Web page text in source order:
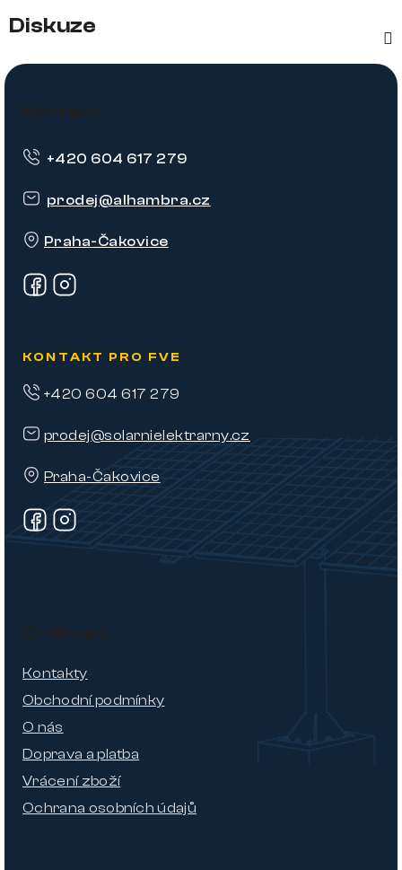
Diskuze
Z
Kontakt
prodej@alhambra.cz
Praha-Čakovice
+420 604 617 279
KONTAKT PRO FVE
prodej@solarnielektrarny.cz
Praha-Čakovice
+420 604 617 279
O nákupu
Kontakty
Obchodní podmínky
O nás
Doprava a platba
Vrácení zboží
Ochrana osobních údajů